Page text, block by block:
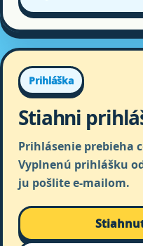
Prihláška
Stiahni
Prihlásenie prebieha
Vyplnenú prihlášku
ju pošlite e-mailom.